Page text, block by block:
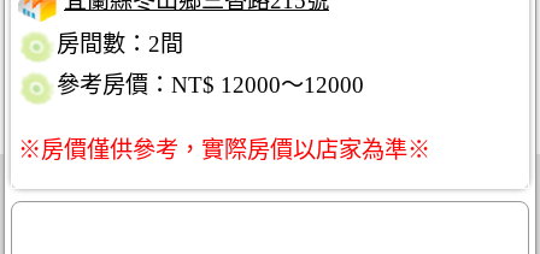
房間數：2間
參考房價：NT$ 12000～12000
※房價僅供參考，實際房價以店家為準※